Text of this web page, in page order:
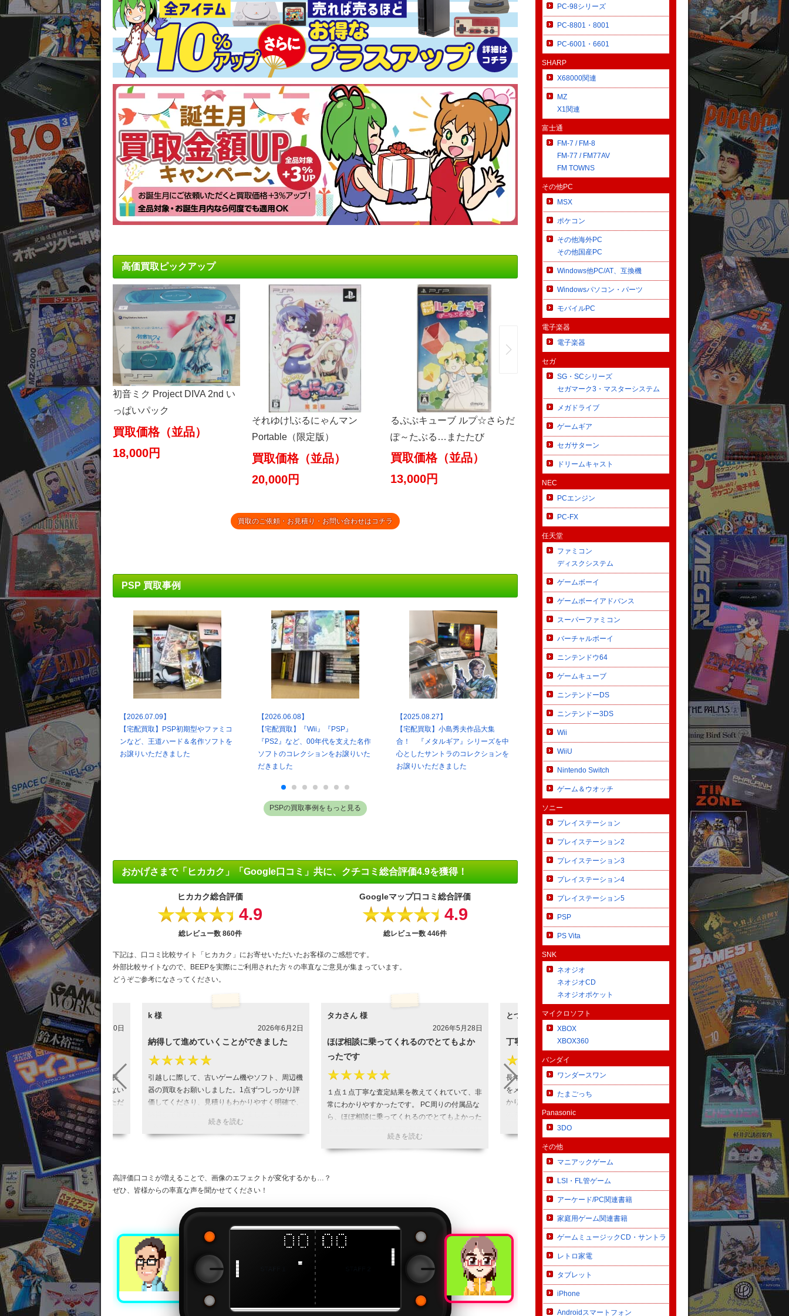
高価買取ピックアップ
初音ミク Project DIVA 2nd い
っぱいパック
買取価格（並品）
18,000円
それゆけ!ぶるにゃんマン
Portable（限定版）
買取価格（並品）
20,000円
るぷぷキューブ ルプ☆さらだ
ぽ～たぶる…またたび
買取価格（並品）
13,000円
買取のご依頼・お見積り・お問い合わせはコチラ
PSP 買取事例
【2026.07.09】
【宅配買取】PSP初期型やファミコ
ンなど、王道ハード＆名作ソフトを
お譲りいただきました
【2026.06.08】
【宅配買取】『Wii』『PSP』
『PS2』など、00年代を支えた名作
ソフトのコレクションをお譲りいた
だきました
【2025.08.27】
【宅配買取】小島秀夫作品大集
合！ 『メタルギア』シリーズを中
心としたサントラのコレクションを
お譲りいただきました
【2025.08.15】
【出張買取】日本ファルコム44年の
歴史がガッツリ詰まったコレクショ
ンをお譲りいただきました
【2025.05.23】
【宅配買取】未だに根強い人気を持
つPSP屈指の異端児、『PSPgo』の
本体をお譲りいただきました。
PSPの買取事例をもっと見る
おかげさまで「ヒカカク」「Google口コミ」共に、クチコミ総合評価4.9を獲得！
ヒカカク総合評価
★★★★★4.9
総レビュー数 860件
Googleマップ口コミ総合評価
★★★★★4.9
総レビュー数446件
下記は、口コミ比較サイト「ヒカカク」にお寄せいただいたお客様のご感想です。
外部比較サイトなので、BEEPを実際にご利用された方々の率直なご意見が集まっています。
どうぞご参考になさってください。
2026年6月10日
よく取引できました
基板の宅配買取で利用しました。 長
たままで手元では動作確認もできない
が、一つひとつ丁寧に査定していただ
がありました。 相談から入金までの
ーズで、終始気持ちよく取引できまし
k 様
2026年6月2日
納得して進めていくことができました
★★★★★
引越しに際して、古いゲーム機やソフト、周辺機
器の買取をお願いしました。1点ずつしっかり評
価してくださり、見積りもわかりやすく明確で、
LINE相談から査定、そして振込までとにかく爆
速かつ丁寧で、終始気持ちの良いお取引でした。
利用したいと思います。 ありがとうございまし
た！
タカさん 様
2026年5月28日
ほぼ相談に乗ってくれるのでとてもよか
ったです
★★★★★
１点１点丁寧な査定結果を教えてくれていて、非
常にわかりやすかったです。 PC周りの付属品な
ら、ほぼ相談に乗ってくれるのでとてもよかった
引用元:
とつとつ 様
丁寧なご対応に非常に満足しております
★★★★★
長年保管していた愛着のあるゲーム本体やソフト
をメールにて見積もっていただきましたところわ
かりやすい一覧の見積表をいただきました。実際
の査定でもひとつひとつの品について状態等コメ
ントされた査定明細をいただき通電不可なものに
ついても買い取っていただけました。金額につい
ても大変満足のいくものでした。さらにメールの
やり取り、入金までもスムーズで、業者様の誠実
で丁寧なご対応に非常に満足しております。
ヒカカク
ペピ 様
信頼できるショップです
★★★★★
埼玉から北海道という遠方から
最初から最後まで非常に誠実に
ました。店舗展示用のゲームボ
してきたレトロゲームへの愛着
ってくださり、レスポンスも早
せないスムーズなやり取りで一
んでした。買取価格も、最終的
な金額にしてくださり感謝して
でも安心して任せられる、信頼
す。
引用元:ヒカカク
高評価口コミが増えることで、画像のエフェクトが変化するかも…？
ぜひ、皆様からの率直な声を聞かせてください！
PC-98シリーズ
PC-8801・8001
PC-6001・6601
SHARP
X68000関連
MZ
X1関連
富士通
FM-7 / FM-8
FM-77 / FM77AV
FM TOWNS
その他PC
MSX
ポケコン
その他海外PC
その他国産PC
Windows他PC/AT、互換機
Windowsパソコン・パーツ
モバイルPC
電子楽器
電子楽器
セガ
SG・SCシリーズ
セガマーク3・マスターシステム
メガドライブ
ゲームギア
セガサターン
ドリームキャスト
NEC
PCエンジン
PC-FX
任天堂
ファミコン
ディスクシステム
ゲームボーイ
ゲームボーイアドバンス
スーパーファミコン
バーチャルボーイ
ニンテンドウ64
ゲームキューブ
ニンテンドーDS
ニンテンドー3DS
Wii
WiiU
Nintendo Switch
ゲーム＆ウオッチ
ソニー
プレイステーション
プレイステーション2
プレイステーション3
プレイステーション4
プレイステーション5
PSP
PS Vita
SNK
ネオジオ
ネオジオCD
ネオジオポケット
マイクロソフト
XBOX
XBOX360
バンダイ
ワンダースワン
たまごっち
Panasonic
3DO
その他
マニアックゲーム
LSI・FL管ゲーム
アーケード/PC関連書籍
家庭用ゲーム関連書籍
ゲームミュージックCD・サントラ
レトロ家電
タブレット
iPhone
Androidスマートフォン